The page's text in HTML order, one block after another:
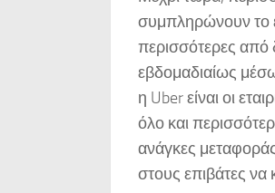
συμπληρώνουν το
περισσότερες από
εβδομαδιαίως
η Uber είναι οι
όλο και
ανάγκες
στους επιβάτες